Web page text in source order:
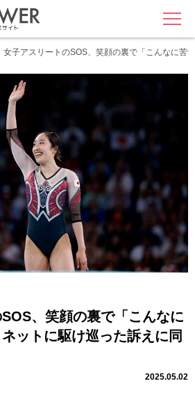
MENU
女子アスリートのSOS、笑顔の裏で「こんなに
、笑顔の裏で「こんなに
ットに駆け巡った訴えに同
2025.05.02